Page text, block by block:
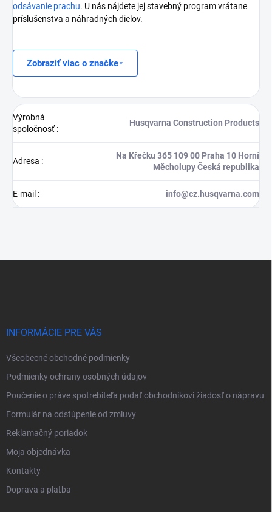
odsávanie prachu. U nás nájdete jej stavebný program vrátane
príslušenstva a náhradných dielov.
Zobraziť viac o značke
Výrobná
spoločnosť:
Husqvarna Construction Products
Adresa :
Na Křečku 365 109 00 Praha 10 Horní
Měcholupy Česká republika
E-mail : info@cz.husqvarna.com
INFORMÁCIE PRE VÁS
Všeobecné obchodné podmienky
Podmienky ochrany osobných údajov
Poučenie o práve spotrebiteľa podať obchodníkovi žiadosť o nápravu
Formulár na odstúpenie od zmluvy
Reklamačný poriadok
Moja objednávka
Kontakty
Doprava a platba